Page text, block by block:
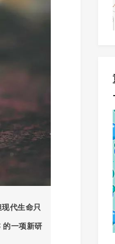
代生命只
的一项新研